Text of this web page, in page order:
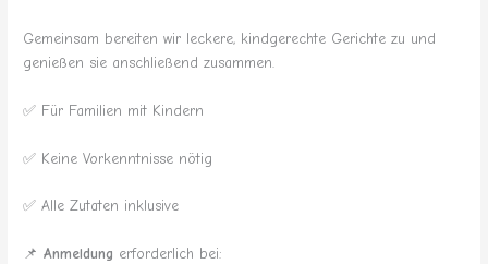
Gemeinsam bereiten wir leckere, kindgerechte Gerichte zu und
genießen sie anschließend zusammen.
✅ Für Familien mit Kindern
✅ Keine Vorkenntnisse nötig
✅ Alle Zutaten inklusive
📌 Anmeldung erforderlich bei: